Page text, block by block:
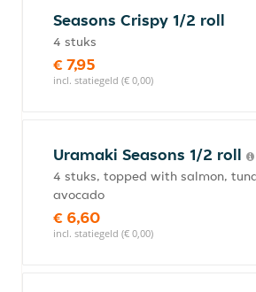
Seasons Crispy 1/2 roll
4 stuks
€ 7,95
incl. statiegeld (€ 0,00)
Uramaki Seasons 1/2 roll
4 stuks, topped with salmon,
avocado
€ 6,60
incl. statiegeld (€ 0,00)